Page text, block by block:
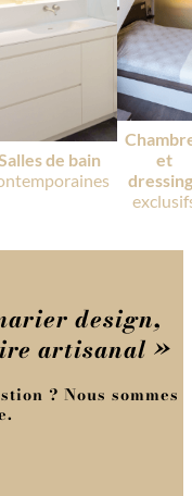
Salles de bain
et
design,
artisanal »
? Nous sommes